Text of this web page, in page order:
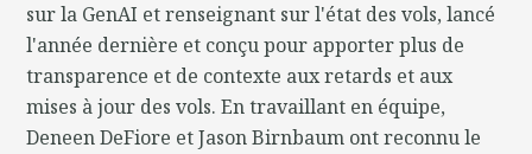
sur la GenAI et renseignant sur l'état des vols, lancé
l'année dernière et conçu pour apporter plus de
transparence et de contexte aux retards et aux
mises à jour des vols. En travaillant en équipe,
Deneen DeFiore et Jason Birnbaum ont reconnu le